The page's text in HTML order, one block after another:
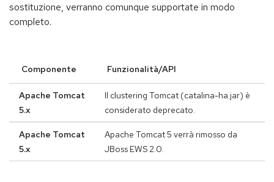
sostituzione, verranno comunque supportate in modo
completo.
Componente Funzionalità/API
Apache Tomcat
5.x
Il clustering Tomcat (catalina-ha.jar) è
considerato deprecato.
Apache Tomcat
5.x
Apache Tomcat 5 verrà rimosso da
JBoss EWS 2.0.